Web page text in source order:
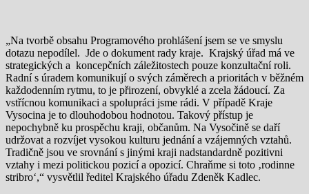
„Na tvorbě obsahu Programového prohlášení jsem se ve smyslu
dotazu nepodílel. Jde o dokument rady kraje. Krajský úřad má ve
strategických a koncepčních záležitostech pouze konzultační roli.
Radní s úradem komunikují o svých záměrech a prioritách v běžném
každodenním rytmu, to je přirození, obvyklé a zcela žádoucí. Za
vstřícnou komunikaci a spolupráci jsme rádi. V případě Kraje
Vysocina je to dlouhodobou hodnotou. Takový přístup je
nepochybně ku prospěchu kraji, občanům. Na Vysočině se daří
udržovat a rozvíjet vysokou kulturu jednání a vzájemných vztahů.
Tradičně jsou ve srovnání s jinými kraji nadstandardně pozitivni
vztahy i mezi politickou pozicí a opozicí. Chraňme si toto ‚rodinne
stribro‘,“ vysvětlil ředitel Krajského úřadu Zdeněk Kadlec.